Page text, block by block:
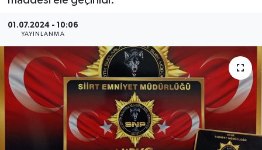
01.07.2024 - 10:06
YAYINLANMA